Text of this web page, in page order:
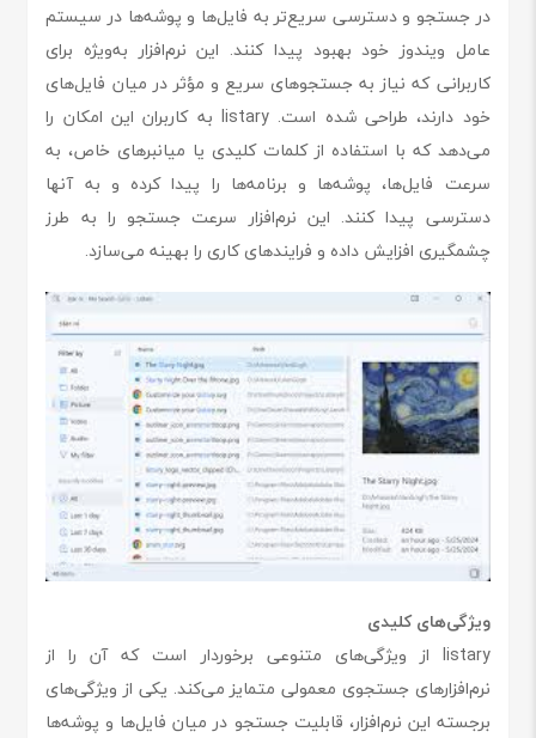
در جستجو و دسترسی سریع‌تر به فایل‌ها و پوشه‌ها در سیستم
عامل ویندوز خود بهبود پیدا کنند. این نرم‌افزار به‌ویژه برای
کاربرانی که نیاز به جستجوهای سریع و مؤثر در میان فایل‌های
خود دارند، طراحی شده است. listary به کاربران این امکان را
می‌دهد که با استفاده از کلمات کلیدی یا میانبرهای خاص، به
سرعت فایل‌ها، پوشه‌ها و برنامه‌ها را پیدا کرده و به آنها
دسترسی پیدا کنند. این نرم‌افزار سرعت جستجو را به طرز
چشمگیری افزایش داده و فرایندهای کاری را بهینه می‌سازد.
ویژگی‌های کلیدی
listary از ویژگی‌های متنوعی برخوردار است که آن را از
نرم‌افزارهای جستجوی معمولی متمایز می‌کند. یکی از ویژگی‌های
برجسته این نرم‌افزار، قابلیت جستجو در میان فایل‌ها و پوشه‌ها